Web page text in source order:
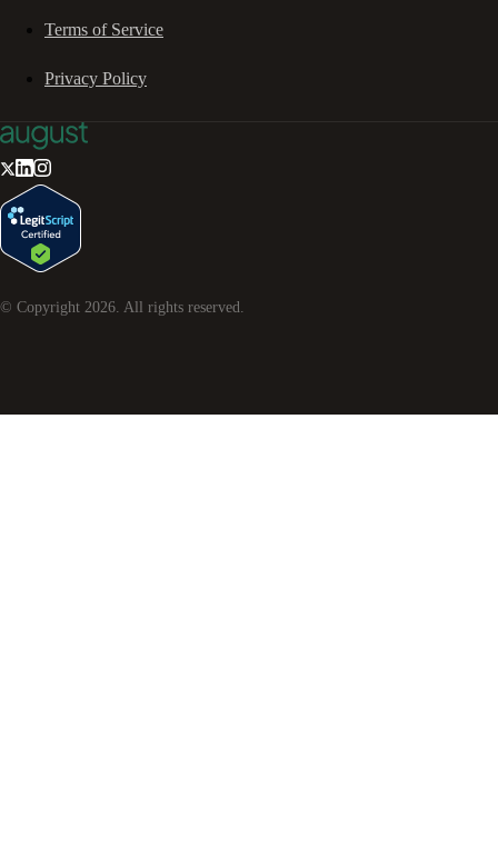
Terms of Service
Privacy Policy
© Copyright 2026 . All rights reserved.